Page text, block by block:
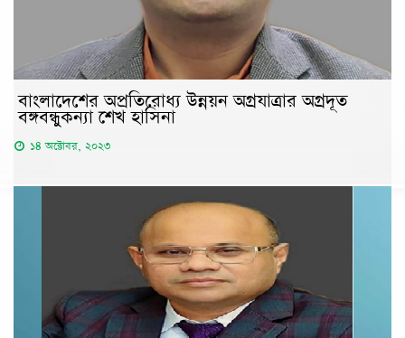
বাংলাদেশের অপ্রতিরোধ্য উন্নয়ন অগ্রযাত্রার অগ্রদূত
বঙ্গবন্ধুকন্যা শেখ হাসিনা
১৪ অক্টোবর, ২০২৩